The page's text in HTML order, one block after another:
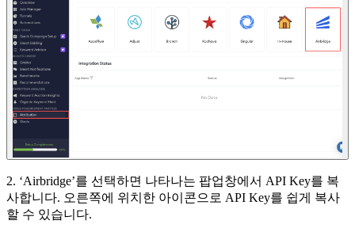
2. ‘Airbridge’를 선택하면 나타나는 팝업창에서 API Key를 복
사합니다. 오른쪽에 위치한 아이콘으로 API Key를 쉽게 복사
할 수 있습니다.